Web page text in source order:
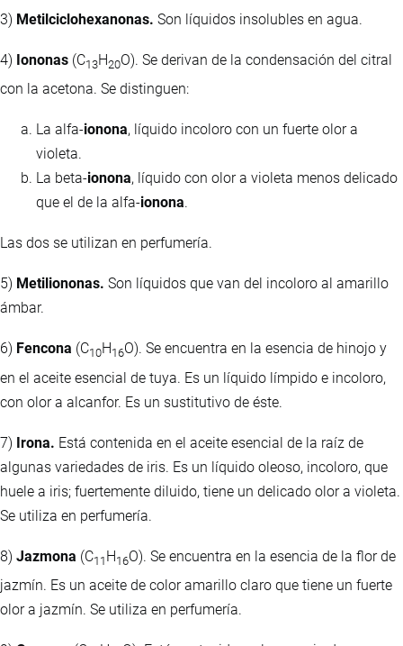
3) Metilciclohexanonas. Son líquidos insolubles en agua.
4) Iononas (C13H20O). Se derivan de la condensación del citral
con la acetona. Se distinguen:
La alfa-ionona, líquido incoloro con un fuerte olor a
violeta.
La beta-ionona, líquido con olor a violeta menos delicado
que el de la alfa-ionona.
Las dos se utilizan en perfumería.
5) Metiliononas. Son líquidos que van del incoloro al amarillo
ámbar.
6) Fencona (C10H 16O). Se encuentra en la esencia de hinojo y
en el aceite esencial de tuya. Es un líquido límpido e incoloro,
con olor a alcanfor. Es un sustitutivo de éste.
7) Irona. Está contenida en el aceite esencial de la raíz de
algunas variedades de iris. Es un líquido oleoso, incoloro, que
huele a iris; fuertemente diluido, tiene un delicado olor a violeta.
Se utiliza en perfumería.
8) Jazmona (C11 H16O). Se encuentra en la esencia de la flor de
jazmín. Es un aceite de color amarillo claro que tiene un fuerte
olor a jazmín. Se utiliza en perfumería.